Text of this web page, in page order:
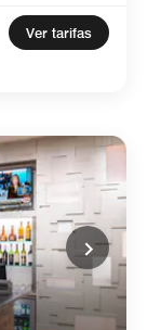
Ver tarifas